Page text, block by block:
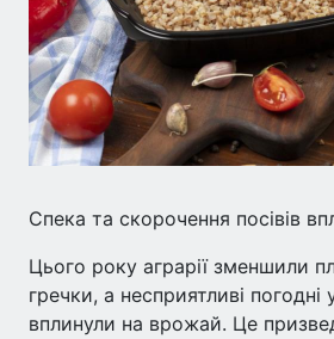
Спека та скорочення посівів
Цього року аграрії зменшили
гречки, а несприятливі
вплинули на врожай. Це